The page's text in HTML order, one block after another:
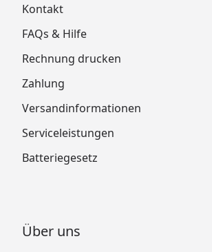
Kontakt
FAQs & Hilfe
Rechnung drucken
Zahlung
Versandinformationen
Serviceleistungen
Batteriegesetz
Über uns